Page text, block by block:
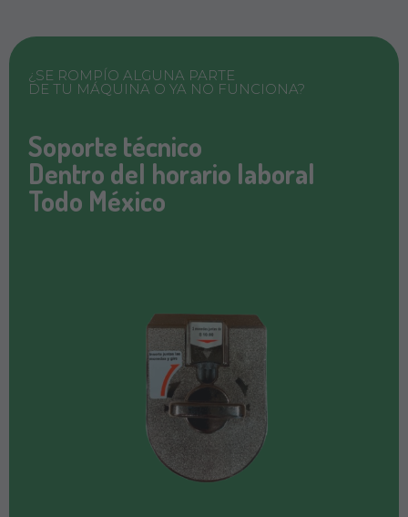
¿SE ROMPÍO ALGUNA PARTE
DE TU MÁQUINA O YA NO FUNCIONA?
Soporte técnico
Dentro del horario laboral
Todo México